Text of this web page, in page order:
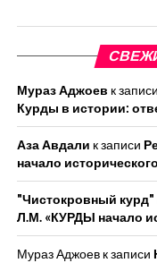
Мураз Аджоев к записи
Курды в истории:
Аза Авдали к записи
начало
"Чистокровный курд"
Л.М. «КУРДЫ начало
Мураз Аджоевк записи